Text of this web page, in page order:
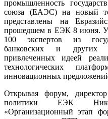
промышленность
союза (ЕАЭС) на новый
представлены на
прошедшем в ЕЭК 8 июня.
100 экспертов из
банковских и других
привлеченных идеей
технологических
инновационных
Открывая форум,
политики ЕЭК
«Организационный этап